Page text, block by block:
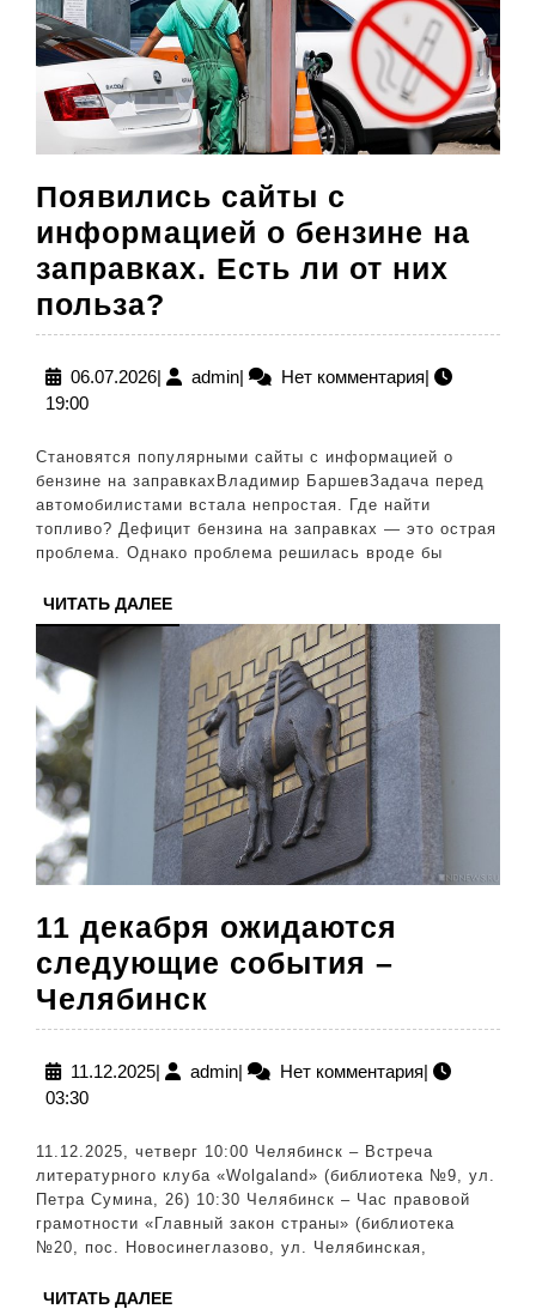
Появились сайты с
информацией о бензине на
заправках. Есть ли от них
польза?
сайты
с
о
бензине
на
заправках.
Есть
ли
от
них
польза?
06.07.202606.07.2026
adminadminНет комментария
19:00
Становятся популярными сайты с информацией о
бензине на заправкахВладимир БаршевЗадача перед
автомобилистами встала непростая. Где найти
топливо? Дефицит бензина на заправках — это острая
проблема. Однако проблема решилась вроде бы
ЧИТАТЬ ДАЛЕЕЧИТАТЬ
ДАЛЕЕ
11 декабря ожидаются
следующие события –
Челябинск
декабря
ожидаются
события
–
Челябинск
11.12.202511.12.2025
| adminadmin
| Нет комментария|
03:30
11.12.2025, четверг 10:00 Челябинск – Встреча
литературного клуба «Wolgaland» (библиотека №9, ул.
Петра Сумина, 26) 10:30 Челябинск – Час правовой
грамотности «Главный закон страны» (библиотека
№20, пос. Новосинеглазово, ул. Челябинская,
ЧИТАТЬ ДАЛЕЕЧИТАТЬ